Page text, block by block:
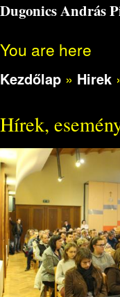
Dugonics András
You are here
Kezdőlap » Hirek
Hírek,